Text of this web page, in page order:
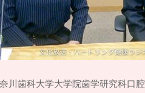
川歯科大学大学院歯学研究科口